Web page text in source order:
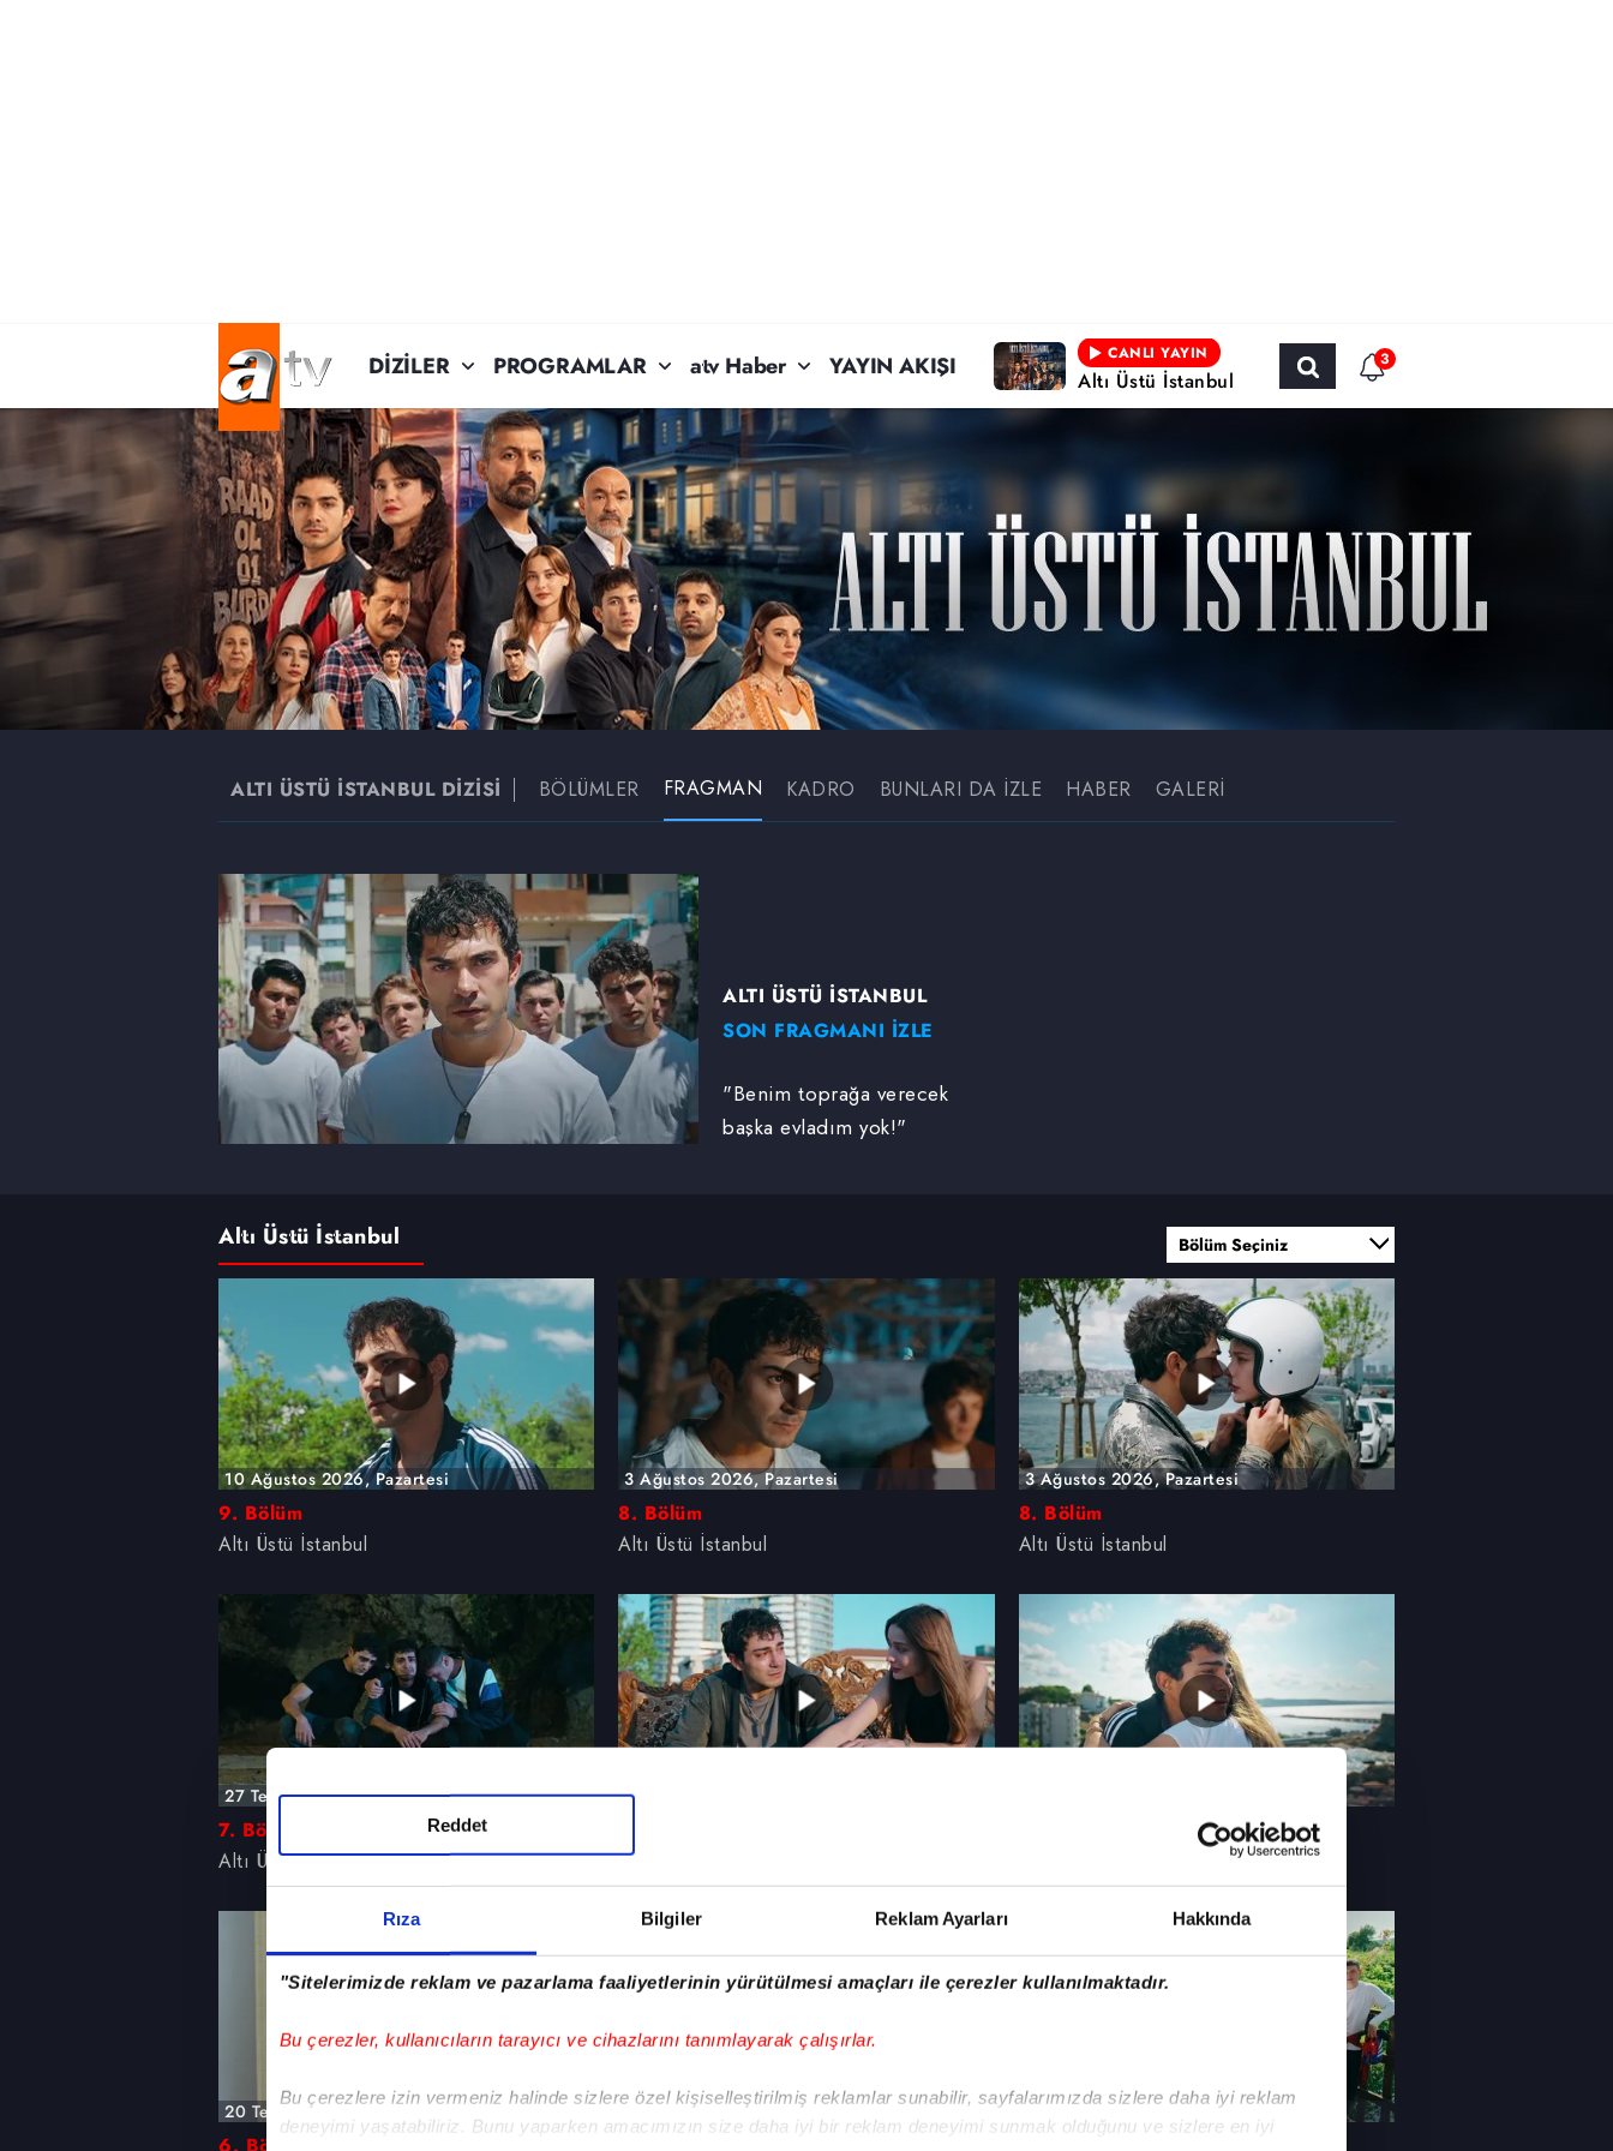
Rıza Bilgiler Reklam Ayarları Hakkında
"Sitelerimizde reklam ve pazarlama faaliyetlerinin yürütülmesi amaçları ile çerezler kullanılmaktadır.
Bu çerezler, kullanıcıların tarayıcı ve cihazlarını tanımlayarak çalışırlar.
Bu çerezlere izin vermeniz halinde sizlere özel kişiselleştirilmiş reklamlar sunabilir, sayfalarımızda sizlere daha iyi reklam
deneyimi yaşatabiliriz. Bunu yaparken amacımızın size daha iyi bir reklam deneyimi sunmak olduğunu ve sizlere en iyi
Reddet
DİZİLER PROGRAMLAR atv Haber YAYIN AKIŞI CANLI YAYIN
Altı Üstü İstanbul
3
ALTI ÜSTÜ İSTANBUL DİZİSİ BÖLÜMLER FRAGMAN KADRO BUNLARI DA İZLE HABER GALERİ
ALTI ÜSTÜ İSTANBUL
SON FRAGMANI İZLE
"Benim toprağa verecek
başka evladım yok!"
Altı Üstü İstanbul
10 Ağustos 2026, Pazartesi
9. Bölüm
Altı Üstü İstanbul
3 Ağustos 2026, Pazartesi
8. Bölüm
Altı Üstü İstanbul
3 Ağustos 2026, Pazartesi
8. Bölüm
Altı Üstü İstanbul
27 Temmuz 2026, Pazartesi
7. Bölüm
Altı Üstü İstanbul
27 Temmuz 2026, Pazartesi
Altı Üstü İstanbul
20 Temmuz 2026, Pazartesi 13 Temmuz 2026, Pazartesi 13 Temmuz 2026, Pazartesi